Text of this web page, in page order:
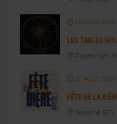
26 AOÛT 2026
LES TABLES
Poperinge
27 AOÛT 2026
FÊTE DE LA
Saverne (67)